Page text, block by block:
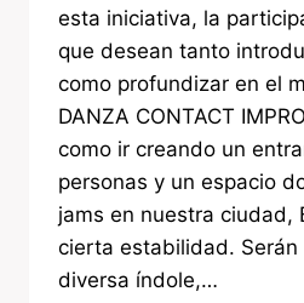
esta iniciativa, la
que desean tanto
como profundizar en el
DANZA CONTACT
como ir creando un
personas y un espacio
jams en nuestra ciudad,
cierta estabilidad.
diversa índole,…